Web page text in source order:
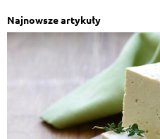
Najnowsze artykuły